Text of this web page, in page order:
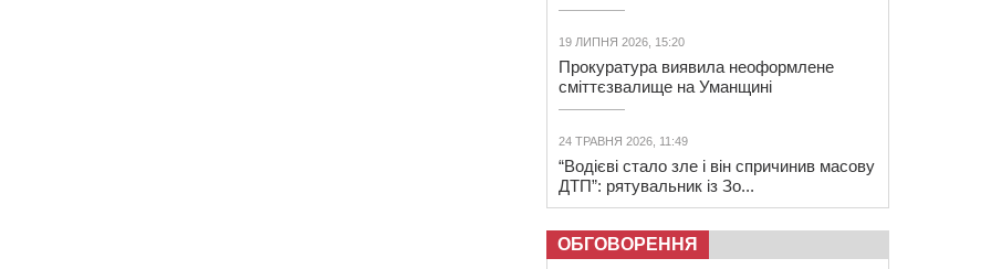
19 ЛИПНЯ 2026, 15:20
Прокуратура виявила неоформлене
сміттєзвалище на Уманщині
24 ТРАВНЯ 2026, 11:49
“Водієві стало зле і він спричинив масову
ДТП”: рятувальник із Зо...
ОБГОВОРЕННЯ